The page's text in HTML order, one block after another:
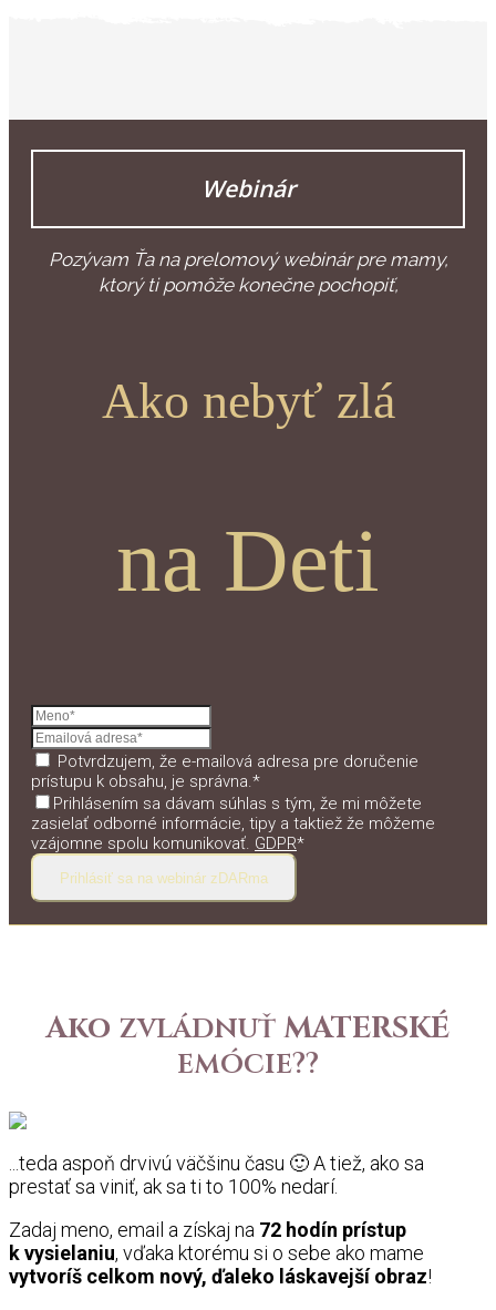
Webinár
Pozývam Ťa na prelomový webinár pre mamy,
ktorý ti pomôže konečne pochopiť,
Ako nebyť zlá
na Deti
Potvrdzujem, že e-mailová adresa pre doručenie
prístupu k obsahu, je správna.*
Prihlásením sa dávam súhlas s tým, že mi môžete
zasielať odborné informácie, tipy a taktiež že môžeme
vzájomne spolu komunikovať. GDPR*
Prihlásiť sa na webinár zDARma
Ako zvládnuťMATERSKÉ
emócie??
...teda aspoň drvivú väčšinu času 🙂 A tiež, ako sa
prestať sa viniť, ak sa ti to 100% nedarí.
Zadaj meno, email a získaj na 72 hodín prístup
k vysielaniu, vďaka ktorému si o sebe ako mame
vytvoríš celkom nový, ďaleko láskavejší obraz!